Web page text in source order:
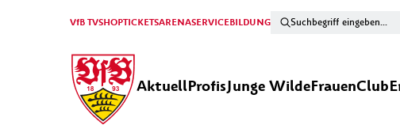
VfB TVSHOPTICKETSARENASERVICEBILDUNG
AktuellProfisJunge WildeFrauenClub